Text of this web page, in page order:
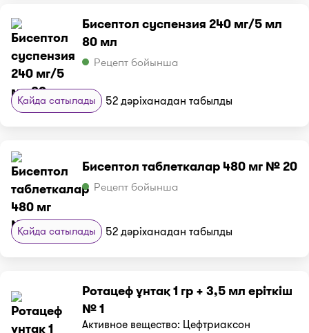
Бисептол суспензия 240 мг/5 мл
80 мл
Рецепт бойынша
Қайда сатылады 52 дәріханадан табылды
Бисептол таблеткалар 480 мг № 20
Рецепт бойынша
Қайда сатылады 52 дәріханадан табылды
Ротацеф ұнтақ 1 гр + 3,5 мл еріткіш
№ 1
Активное вещество: Цефтриаксон